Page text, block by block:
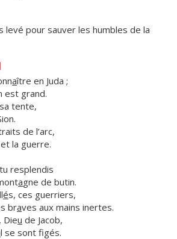
levé pour sauver les humbles de la
aître en Juda ;
est grand.
sa tente,
de l’arc,
la guerre.
resplendis
agne de butin.
és, ces guerriers,
braves aux mains inertes.
Dieu de Jacob,
l se sont figés.